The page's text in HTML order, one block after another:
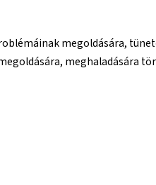
megoldására,
meghaladására